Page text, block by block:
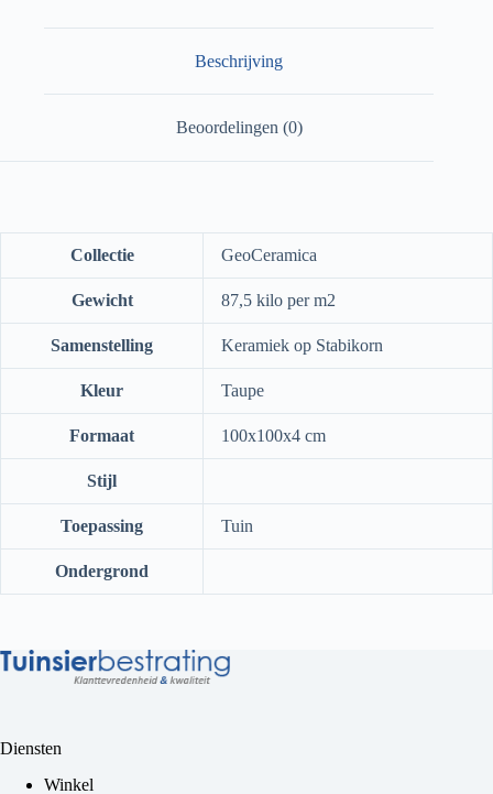
Beschrijving
Beoordelingen (0)
Collectie GeoCeramica
Gewicht 87,5 kilo per m2
Samenstelling Keramiek op Stabikorn
Kleur Taupe
Formaat 100x100x4 cm
Stijl
Toepassing Tuin
Ondergrond
Diensten
Winkel